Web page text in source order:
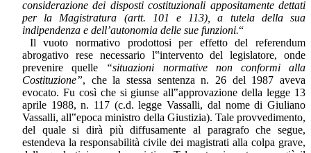
considerazione dei disposti costituzionali appositamente dettati
per la Magistratura (artt. 101 e 113), a tutela della sua
indipendenza e dell’autonomia delle sue funzioni.“
Il vuoto normativo prodottosi per effetto del referendum
abrogativo rese necessario l‟intervento del legislatore, onde
prevenire quelle “situazioni normative non conformi alla
Costituzione”, che la stessa sentenza n. 26 del 1987 aveva
evocato. Fu così che si giunse all‟approvazione della legge 13
aprile 1988, n. 117 (c.d. legge Vassalli, dal nome di Giuliano
Vassalli, all‟epoca ministro della Giustizia). Tale provvedimento,
del quale si dirà più diffusamente al paragrafo che segue,
estendeva la responsabilità civile dei magistrati alla colpa grave,